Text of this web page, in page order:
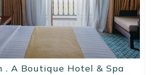
. A Boutique Hotel & Spa